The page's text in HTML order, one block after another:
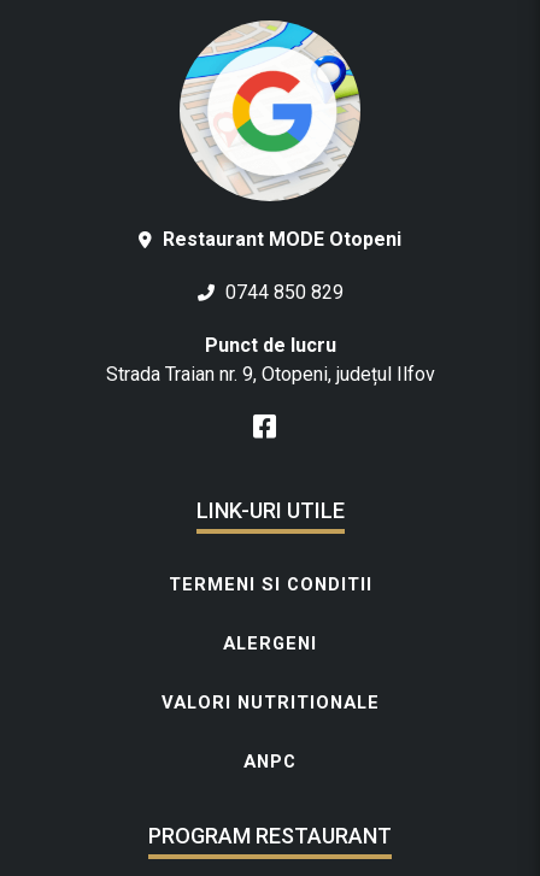
Restaurant MODE Otopeni
0744 850 829
Punct de lucru
Strada Traian nr. 9, Otopeni, județul Ilfov
LINK-URI UTILE
TERMENI SI CONDITII
ALERGENI
VALORI NUTRITIONALE
ANPC
PROGRAM RESTAURANT